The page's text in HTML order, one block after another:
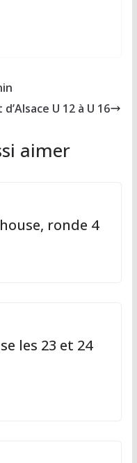
U 12 à U 16
aimer
ronde 4
les 23 et 24